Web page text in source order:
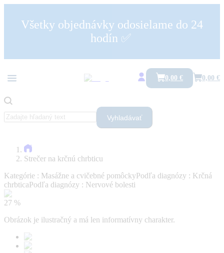
Všetky objednávky odosielame do 24
hodín ✅
Vyhladávať
0,00 € 0,00 €
Strečer na krčnú chrbticu
Kategórie : Masážne a cvičebné pomôckyPodľa diagnózy : Krčná
chrbticaPodľa diagnózy : Nervové bolesti
27 %
Obrázok je ilustračný a má len informatívny charakter.